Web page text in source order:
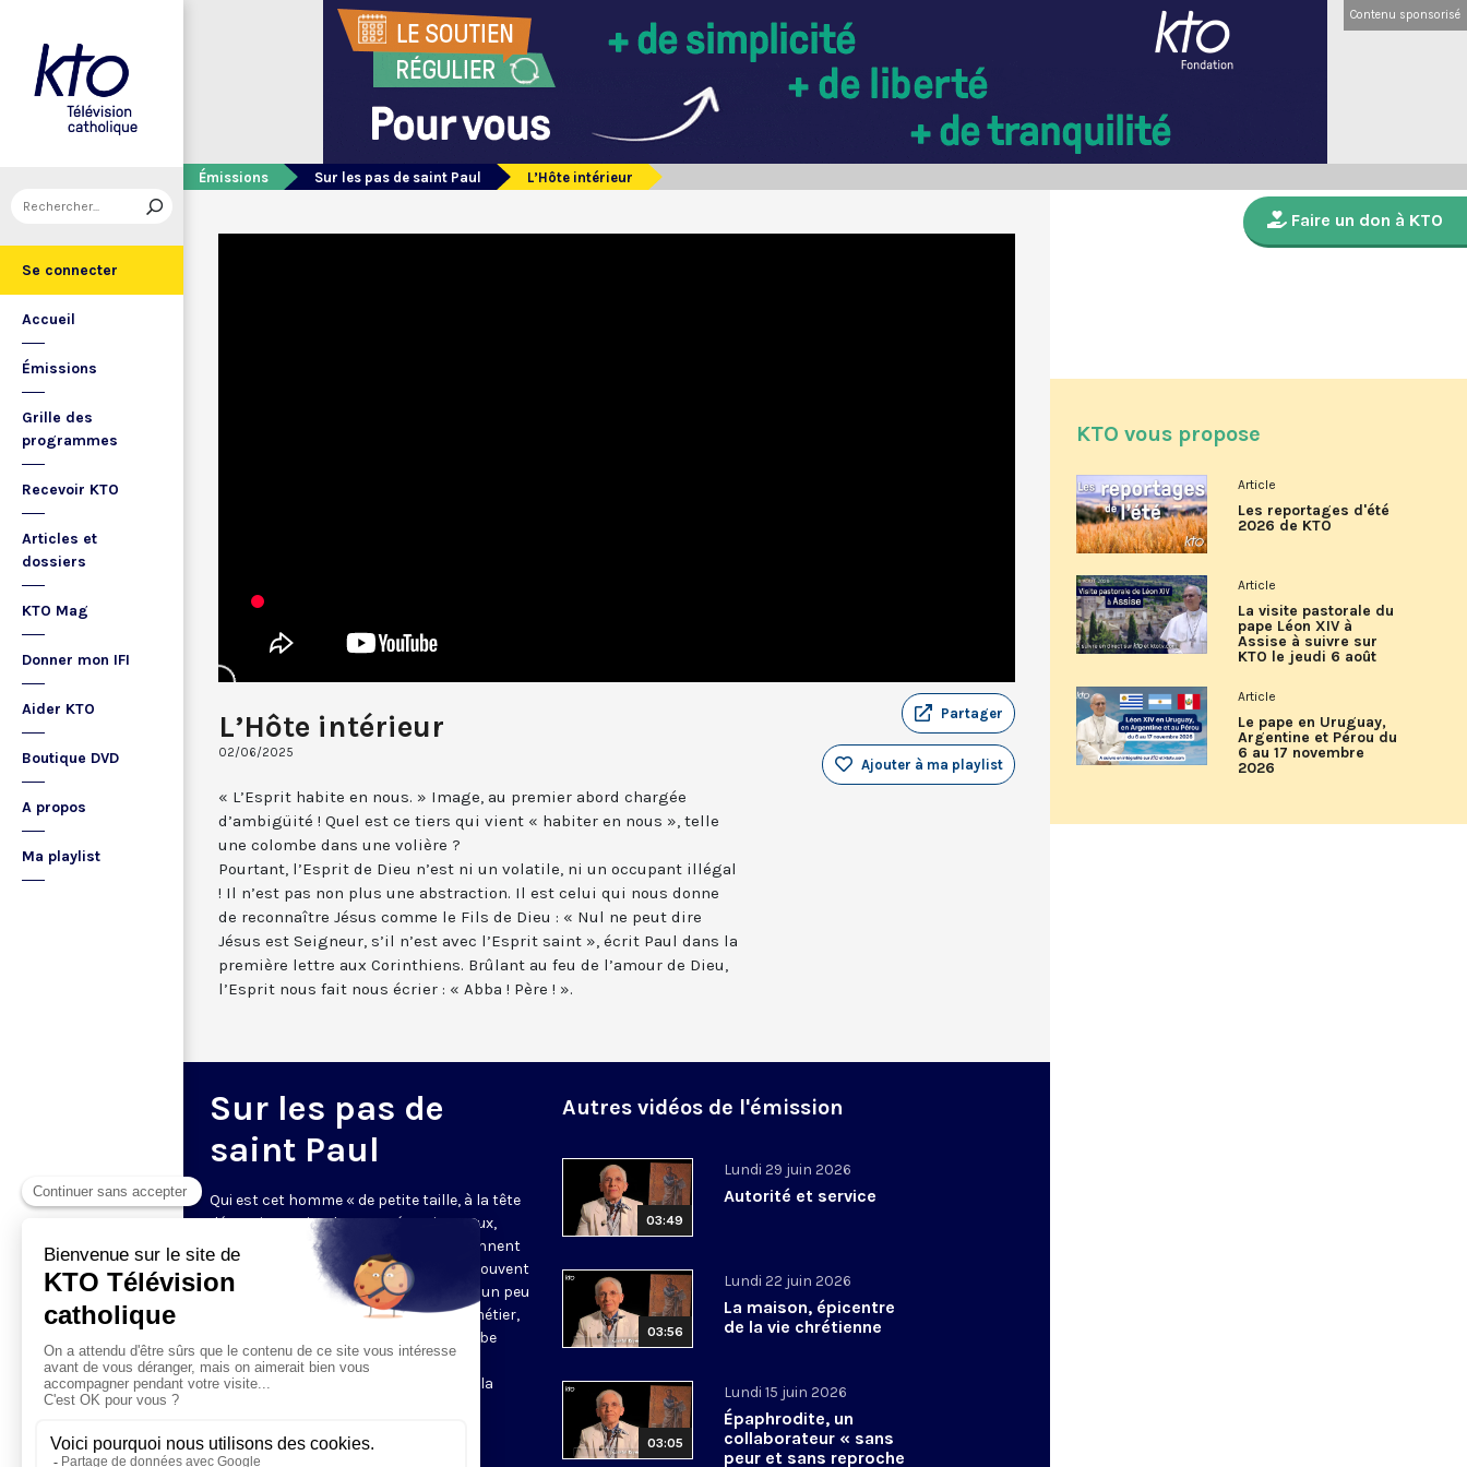
Se connecter
Accueil
Émissions
Grille des
programmes
Recevoir KTO
Articles et
dossiers
KTO Mag
Donner mon IFI
Aider KTO
Boutique DVD
A propos
Ma playlist
Contenu sponsorisé
Émissions Sur les pas de saint Paul L’Hôte intérieur
L’Hôte intérieur
02/06/2025
Partager
Ajouter à ma playlist
« L’Esprit habite en nous. » Image, au premier abord chargée
d’ambigüité ! Quel est ce tiers qui vient « habiter en nous », telle
une colombe dans une volière ?
Pourtant, l’Esprit de Dieu n’est ni un volatile, ni un occupant illégal
! Il n’est pas non plus une abstraction. Il est celui qui nous donne
de reconnaître Jésus comme le Fils de Dieu : « Nul ne peut dire
Jésus est Seigneur, s’il n’est avec l’Esprit saint », écrit Paul dans la
première lettre aux Corinthiens. Brûlant au feu de l’amour de Dieu,
l’Esprit nous fait nous écrier : « Abba ! Père ! ».
Sur les pas de
saint Paul
Qui est cet homme « de petite taille, à la tête
dégarnie, aux jambes arquées, vigoureux,
plein de grâce », dont les paroles résonnent
presque chaque dimanche sans être souvent
commentées ? Voulez-vous connaître un peu
mieux saint Paul, son caractère, son métier,
ses aventures spectaculaires, son verbe
fort, sa folle sagesse ? Laissez-vous
entraîner sur les pas de l'apôtre, avec la
Le lundi soir à 21h30 ; 3 minutes.
Autres vidéos de l'émission
03:49
Lundi 29 juin 2026
Autorité et service
03:56
Lundi 22 juin 2026
La maison, épicentre
de la vie chrétienne
03:05
Lundi 15 juin 2026
Épaphrodite, un
collaborateur « sans
peur et sans reproche
Faire un don à KTO
KTO vous propose
Article
Les reportages d'été
2026 de KTO
Article
La visite pastorale du
pape Léon XIV à
Assise à suivre sur
KTO le jeudi 6 août
Article
Le pape en Uruguay,
Argentine et Pérou du
6 au 17 novembre
2026